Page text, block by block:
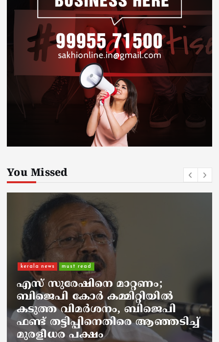
You Missed
kerala news
ഐജ ആർ മഹേഷിന്റെ
സഹോദരൻ ലോഡ്ജിൽ മരിച്ച
നിലയിൽ